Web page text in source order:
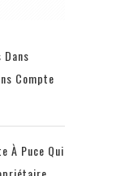
Compte
À Puce Qui